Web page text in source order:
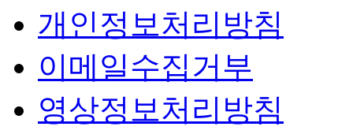
개인정보처리방침
이메일수집거부
영상정보처리방침